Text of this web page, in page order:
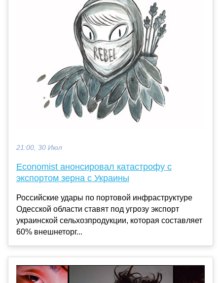
21:00, 30 Июл
Economist анонсировал катастрофу с
экспортом зерна с Украины
Российские удары по портовой инфраструктуре
Одесской области ставят под угрозу экспорт
украинской сельхозпродукции, которая составляет
60% внешнеторг...